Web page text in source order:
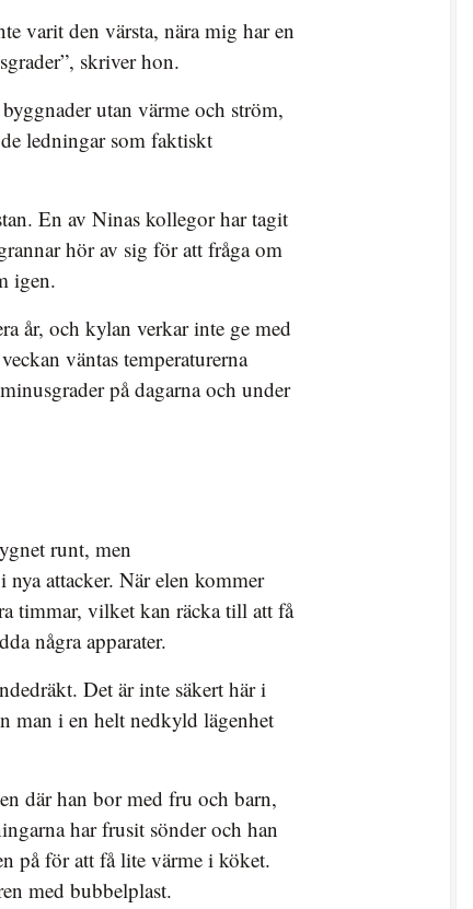
varit den värsta, nära mig har en
skriver hon.
utan värme och ström,
ledningar som faktiskt
En av Ninas kollegor har tagit
hör av sig för att fråga om
igen.
år, och kylan verkar inte ge med
väntas temperaturerna
på dagarna och under
runt, men
attacker. När elen kommer
timmar, vilket kan räcka till att få
några apparater.
Det är inte säkert här i
man i en helt nedkyld lägenhet
där han bor med fru och barn,
har frusit sönder och han
på för att få lite värme i köket.
med bubbelplast.